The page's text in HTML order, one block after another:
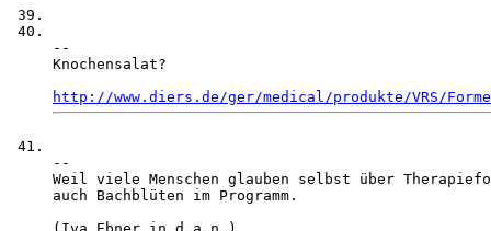
--
Knochensalat?
http://www.diers.de/ger/medical/produkte/VRS/
--
Weil viele Menschen glauben selbst über
auch Bachblüten im Programm.